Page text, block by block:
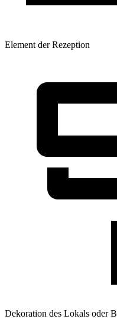
Element der Rezeption
Dekoration des Lokals oder